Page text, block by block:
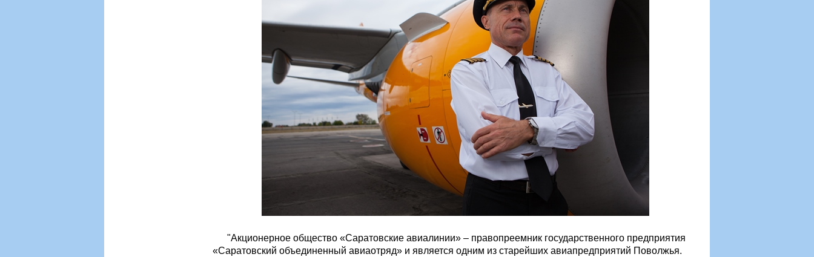
"Акционерное общество «Саратовские авиалинии» – правопреемник государственного предприятия
«Саратовский объединенный авиаотряд» и является одним из старейших авиапредприятий Поволжья.